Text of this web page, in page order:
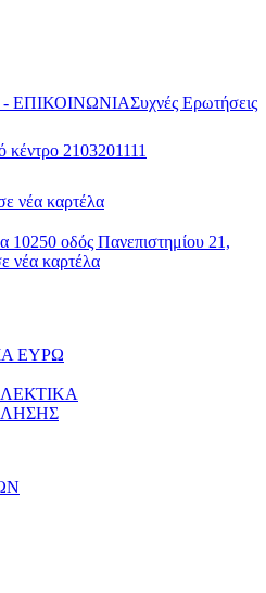
ΕΠΙΚΟΙΝΩΝΙΑΣυχνές Ερωτήσεις
κέντρο 2103201111
νέα καρτέλα
10250 οδός Πανεπιστημίου 21,
νέα καρτέλα
ΕΥΡΩ